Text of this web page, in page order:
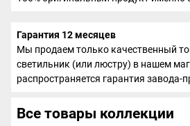
Гарантия 12 месяцев
Мы продаем только качественный
светильник (или люстру) в нашем
распространяется гарантия завода-
Все товары коллекции